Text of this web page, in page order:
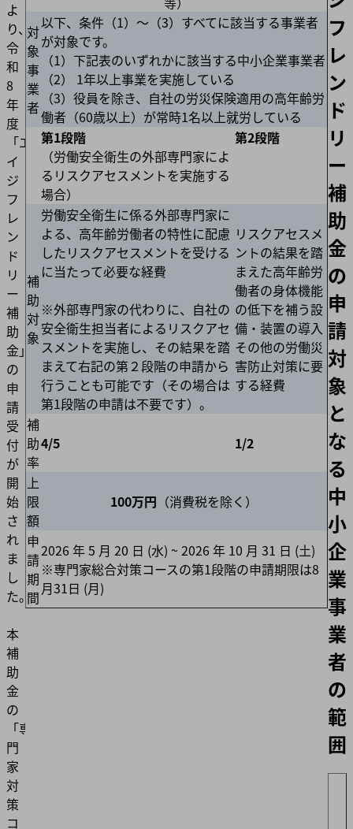
よ
り、
令
和
8
年
度
「エ
イ
ジ
フ
レ
ン
ド
リ
ー
補
助
金」
の
申
請
受
付
が
開
始
さ
れ
ま
し
た。
本
補
助
金
の
「専
門
家
対
策
コ
対
象
事
業
者
以下、条件（1）〜（3）すべてに該当する事業者
が対象です。
（1）下記表のいずれかに該当する中⼩企業事業者
（2） 1年以上事業を実施している
（3）役員を除き、自社の労災保険適用の高年齢労
働者（60歳以上）が常時1名以上就労している
第1段階
（労働安全衛生の外部専門家によ
るリスクアセスメントを実施する
場合）
第2段階
補
助
対
象
労働安全衛生に係る外部専門家に
よる、高年齢労働者の特性に配慮
したリスクアセスメントを受ける
に当たって必要な経費
※外部専門家の代わりに、自社の
安全衛生担当者によるリスクアセ
スメントを実施し、その結果を踏
まえて右記の第２段階の申請から
行うことも可能です（その場合は
第1段階の申請は不要です）。
リスクアセスメ
ントの結果を踏
まえた高年齢労
働者の身体機能
の低下を補う設
備・装置の導入
その他の労働災
害防止対策に要
する経費
補
助
率
4/5 1/2
上
限
額
100万円 （消費税を除く）
申
請
期
間
2026 年 5 月 20 日 (水) ~ 2026 年 10 月 31 日 (土)
※専門家総合対策コースの第1段階の申請期限は8
月31日 (月)
フ
レ
ン
ド
リ
ー
補
助
金
の
申
請
対
象
と
な
る
中
小
企
業
事
業
者
の
範
囲